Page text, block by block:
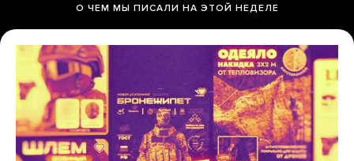
О ЧЕМ МЫ ПИСАЛИ НА ЭТОЙ НЕДЕЛЕ